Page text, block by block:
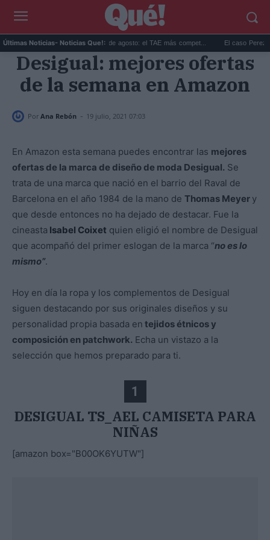
Últimas Noticias- Noticias Que!:
Las mejores hipotecas de agosto: el TAE más compet... El caso Perez
Desigual: mejores ofertas
de la semana en Amazon
Por Ana Rebón - 19 julio, 2021 07:03
En Amazon esta semana puedes encontrar las mejores
ofertas de la marca de diseño de moda Desigual. Se
trata de una marca que nació en el barrio del Raval de
Barcelona en el año 1984 de la mano de Thomas Meyer y
que desde entonces no ha dejado de destacar. Fue la
cineasta Isabel Coixet quien eligió el nombre de Desigual
que acompañó del primer eslogan de la marca “no es lo
mismo”.
Hoy en día la ropa y los complementos de Desigual
siguen destacando por sus originales diseños y su
personalidad propia basada en tejidos étnicos y
composición en patchwork. Echa un vistazo a la
selección que hemos preparado para ti.
1
DESIGUAL TS_AEL CAMISETA PARA
NIÑAS
[amazon box="B00OK6YUTW"]